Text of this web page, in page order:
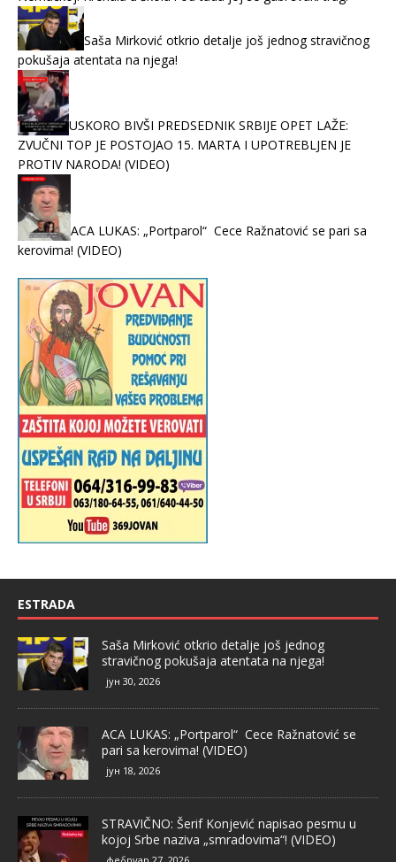
Saša Mirković otkrio detalje još jednog stravičnog
pokušaja atentata na njega!
USKORO BIVŠI PREDSEDNIK SRBIJE OPET LAŽE:
ZVUČNI TOP JE POSTOJAO 15. MARTA I UPOTREBLJEN JE
PROTIV NARODA! (VIDEO)
ACA LUKAS: „Portparol“ Cece Ražnatović se pari sa
kerovima! (VIDEO)
ESTRADA
Saša Mirković otkrio detalje još jednog
stravičnog pokušaja atentata na njega!
јун 30, 2026
ACA LUKAS: „Portparol“ Cece Ražnatović se
pari sa kerovima! (VIDEO)
јун 18, 2026
STRAVIČNO: Šerif Konjević napisao pesmu u
kojoj Srbe naziva „smradovima“! (VIDEO)